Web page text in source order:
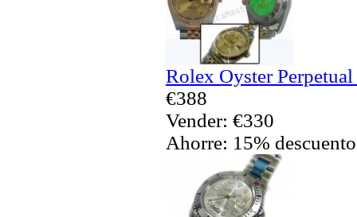
Rolex Oyster
€388
Vender: €330
Ahorre: 15% descuento